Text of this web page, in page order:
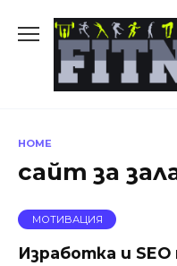
HOME
сайт за
МОТИВАЦИЯ
Изработка и